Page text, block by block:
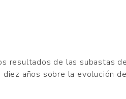
resultados de las subastas
años sobre la evolución